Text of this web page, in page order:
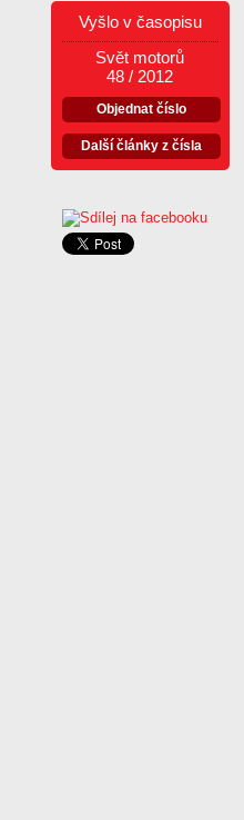
Vyšlo v časopisu
Svět motorů
48 / 2012
Objednat číslo
Další články z čísla